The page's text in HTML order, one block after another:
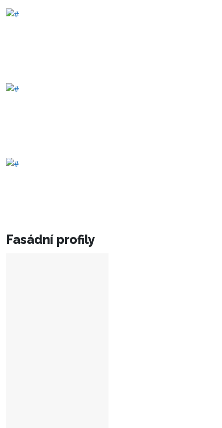
Fasádní profily